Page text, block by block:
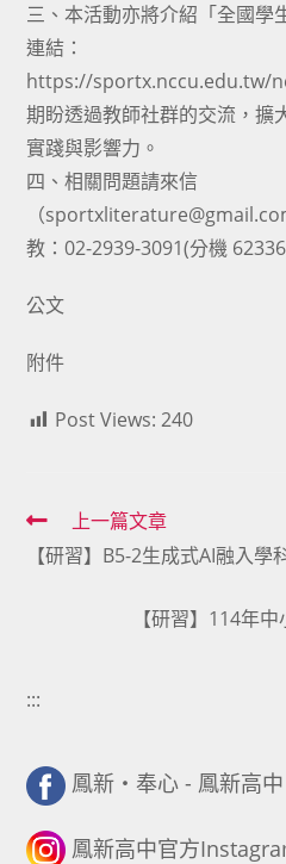
三、本活動亦將介紹「全國學
連結：
https://sportx.nccu.edu.tw/
期盼透過教師社群的交流，擴
實踐與影響力。
四、相關問題請來信
（
教：02-2939-3091(分機
公文
附件
Post Views: 240
Read
more
上一篇文章
【研習】B5-2生成式AI融入
【研習】114年
:::
鳳新・奉心 - 鳳新高中
鳳新高中官方